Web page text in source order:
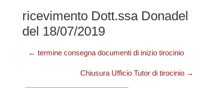
ricevimento Dott.ssa Donadel
del 18/07/2019
← termine consegna documenti di inizio tirocinio
Chiusura Ufficio Tutor di tirocinio →